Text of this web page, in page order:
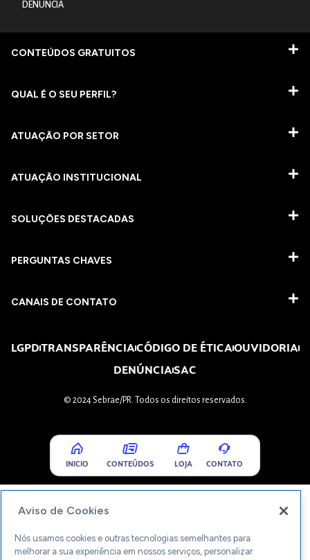
DENUNCIA
CONTEÚDOS GRATUITOS
QUAL É O SEU PERFIL?
ATUAÇÃO POR SETOR
ATUAÇÃO INSTITUCIONAL
SOLUÇÕES DESTACADAS
PERGUNTAS CHAVES​
CANAIS DE CONTATO
LGPDTRANSPARÊNCIACÓDIGO DE ÉTICAOUVIDORIA
DENÚNCIASAC
© 2024 Sebrae/PR. Todos os direitos reservados.
INICIO CONTEÚDOS LOJA CONTATO
Aviso de Cookies
Nós usamos cookies e outras tecnologias semelhantes para
melhorar a sua experiência em nossos serviços, personalizar